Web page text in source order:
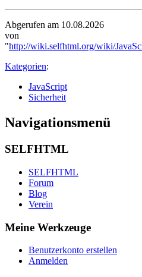
Abgerufen am 10.08.2026
von
"http://wiki.selfhtml.org/wiki/
Kategorien:
JavaScript
Sicherheit
Navigationsmenü
SELFHTML
SELFHTML
Forum
Blog
Verein
Meine Werkzeuge
Benutzerkonto erstellen
Anmelden